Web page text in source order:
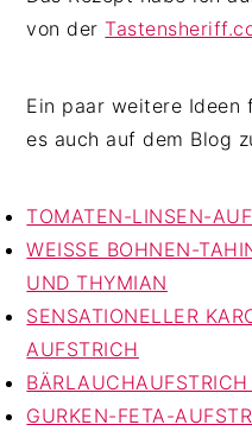
von der
Ein paar weitere
es auch auf dem Blog
TOMATEN-LINSEN-
WEISSE BOHNEN-
UND THYMIAN
SENSATIONELLER
AUFSTRICH
GURKEN-FETA-